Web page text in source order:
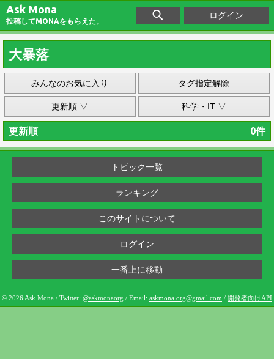
Ask Mona
投稿してMONAをもらえた。
ログイン
大暴落
みんなのお気に入り タグ指定解除
更新順 ▽ 科学・IT ▽
更新順 0件
トピック一覧
ランキング
このサイトについて
ログイン
一番上に移動
© 2026 Ask Mona / Twitter: @askmonaorg / Email: askmona.org@gmail.com / 開発者向けAPI